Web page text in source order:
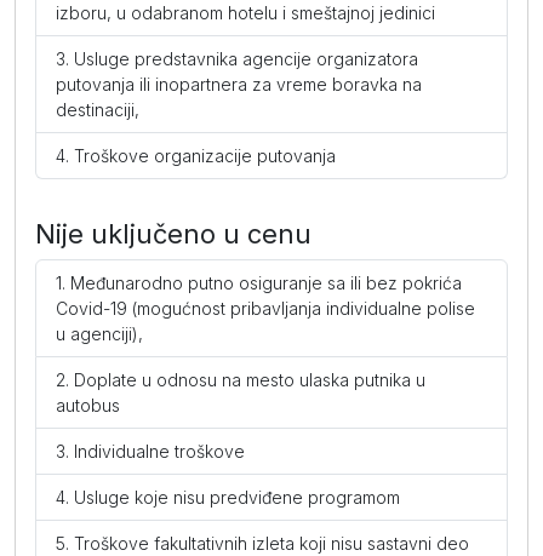
izboru, u odabranom hotelu i smeštajnoj jedinici
Usluge predstavnika agencije organizatora
putovanja ili inopartnera za vreme boravka na
destinaciji,
Troškove organizacije putovanja
Nije uključeno u cenu
Međunarodno putno osiguranje sa ili bez pokrića
Covid-19 (mogućnost pribavljanja individualne polise
u agenciji),
Doplate u odnosu na mesto ulaska putnika u
autobus
Individualne troškove
Usluge koje nisu predviđene programom
Troškove fakultativnih izleta koji nisu sastavni deo